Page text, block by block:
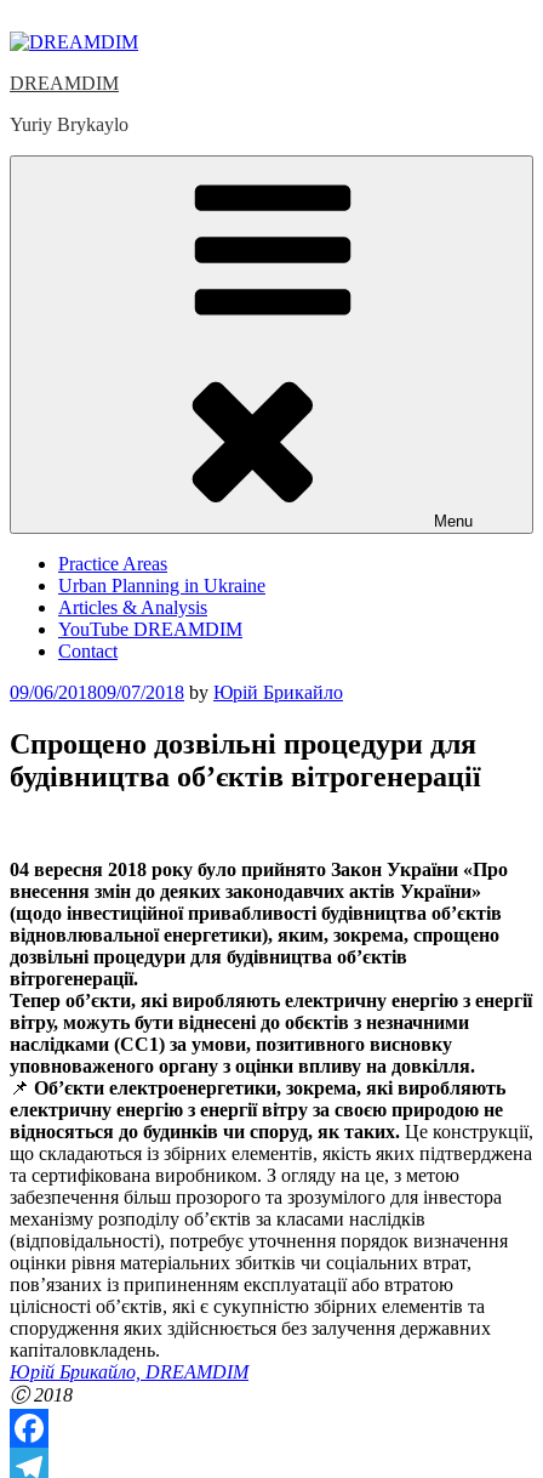
to
DREAMDIM
Yuriy Brykaylo
Menu
Practice Areas
Urban Planning in Ukraine
Articles & Analysis
YouTube DREAMDIM
Contact
Posted
09/06/201809/07/2018 by Юрій Брикайло
Cпрощено дозвільні процедури для
будівництва об’єктів вітрогенерації
04 вересня 2018 року було прийнято Закон України «Про
внесення змін до деяких законодавчих актів України»
(щодо інвестиційної привабливості будівництва об’єктів
відновлювальної енергетики), яким, зокрема, спрощено
дозвільні процедури для будівництва об’єктів
вітрогенерації.
Тепер об’єкти, які виробляють електричну енергію з енергії
вітру, можуть бути віднесені до обєктів з незначними
наслідками (СС1) за умови, позитивного висновку
уповноваженого органу з оцінки впливу на довкілля.
📌 Об’єкти електроенергетики, зокрема, які виробляють
електричну енергію з енергії вітру за своєю природою не
відносяться до будинків чи споруд, як таких. Це конструкції,
що складаються із збірних елементів, якість яких підтверджена
та сертифікована виробником. З огляду на це, з метою
забезпечення більш прозорого та зрозумілого для інвестора
механізму розподілу об’єктів за класами наслідків
(відповідальності), потребує уточнення порядок визначення
оцінки рівня матеріальних збитків чи соціальних втрат,
пов’язаних із припиненням експлуатації або втратою
цілісності об’єктів, які є сукупністю збірних елементів та
спорудження яких здійснюється без залучення державних
капіталовкладень.
Юрій Брикайло, DREAMDIM
Ⓒ2018
Facebook